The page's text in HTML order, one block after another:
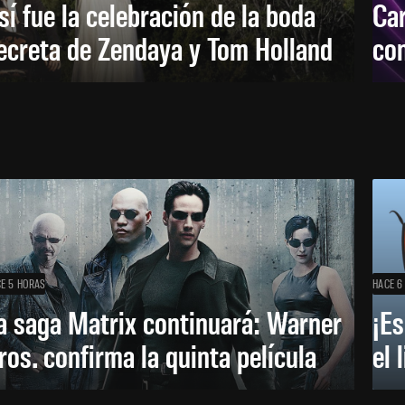
fue la celebración de la boda
de Zendaya y Tom Holland
5 HORAS
saga Matrix continuará: Warner
confirma la quinta película
HACE
el